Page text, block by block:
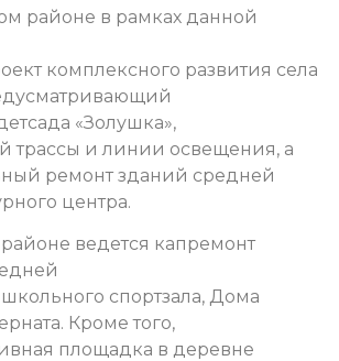
районе в рамках данной
комплексного развития села
«Золушка»,
трассы и линии освещения, а
ремонт зданий средней
центра.
ведется капремонт
спортзала, Дома
Кроме того,
площадка в деревне